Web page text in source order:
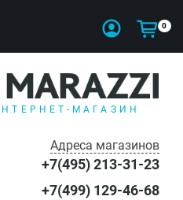
0
МАГАЗИН
Адреса магазинов
+7(495) 213-31-23
+7(499) 129-46-68